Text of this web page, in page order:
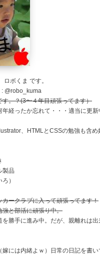
ロボくま です。
: @robo_kuma
す。？(3〜４年目頑張ってます）
年経ったか忘れて・・・適当に更新
、HTMLとCSSの勉強も含め
製品
）
カークラブに入って頑張ってます！
強と部活に頑張り中。
を勝手に進み中。だが、親離れは出
嫁には内緒よｗ）日常の日記を書い